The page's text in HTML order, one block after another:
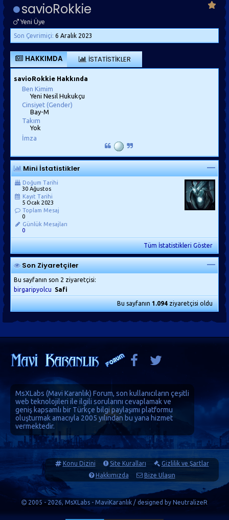
savioRokkie
Yeni Üye
Son Çevrimiçi: 6 Aralık 2023
HAKKIMDA İSTATISTIKLER
savioRokkie Hakkında
Ben Kimim
Yeni Nesil Hukukçu
Cinsiyet (Gender)
Bay-M
Takım
Yok
İmza
Mini İstatistikler
Doğum Tarihi
30 Ağustos
Kayıt Tarihi
5 Ocak 2023
Toplam Mesaj
0
Günlük Mesajları
0
Tüm İstatistikleri Göster
Son Ziyaretçiler
Bu sayfanın son 2 ziyaretçisi:
birgaripyolcu
Safi
Bu sayfanın1.094ziyaretçisi oldu
MsXLabs (Mavi Karanlık) Forum, son kullanıcıların çeşitli
web teknolojileri ile ilgili sorularını cevaplamak ve
geniş kapsamlı bir Türkçe bilgi paylaşımı platformu
oluşturmak amacıyla 2005 yılından bu yana hizmet
vermektedir.
Konu Dizini Site Kuralları
Gizlilik ve Şartlar
Hakkımızda
Bize Ulaşın
2005 - 2026, MsXLabs - MaviKaranlık / designed by NeutralizeR